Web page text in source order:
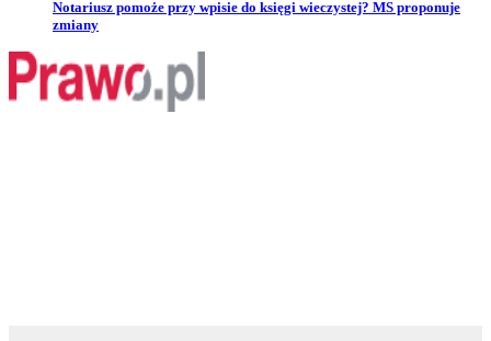
Przejdź do artykułu:
Notariusz pomoże przy wpisie do księgi wieczystej? MS proponuje
zmiany